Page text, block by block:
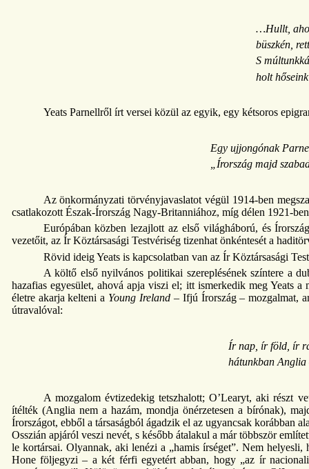
…Hullt,
büszkén,
S
holt
Yeats Parnellről írt versei közül az egyik, egy kétsoros
Egy ujjongónak
„Írország majd
Az önkormányzati törvényjavaslatot végül 1914-ben
csatlakozott Észak-Írország Nagy-Britanniához, míg délen 1921-
Európában közben lezajlott az első világháború, és
vezetőit, az Ír Köztársasági Testvériség tizenhat önkéntesét a
Rövid ideig Yeats is kapcsolatban van az Ír Köztársasági
A költő első nyilvános politikai szereplésének színtere a
hazafias egyesület, ahová apja viszi el; itt ismerkedik meg Yeats
életre akarja kelteni a Young Ireland – Ifjú Írország – mozgalmat,
útravalóval:
Ír nap, ír föld, ír
hátunkban Anglia
A mozgalom évtizedekig tetszhalott; O’Learyt, aki részt
ítélték (Anglia nem a hazám, mondja önérzetesen a bírónak),
Írországot, ebből a társaságból ágadzik el az ugyancsak korábban
Osszián apjáról veszi nevét, s később átalakul a már többször
le kortársai. Olyannak, aki lenézi a „hamis írséget”. Nem
Hone följegyzi – a két férfi egyetért abban, hogy „az ír